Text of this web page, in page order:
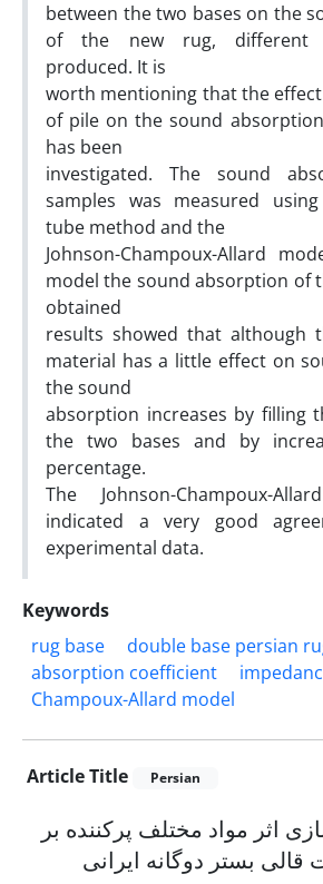
between the two bases on the
of the new rug, different
produced. It is
worth mentioning that the
of pile on the sound
has been
investigated. The sound
samples was measured
tube method and the
Johnson-Champoux-Allard
model the sound absorption of
obtained
results showed that although
material has a little effect on
the sound
absorption increases by filling
the two bases and by
percentage.
The Johnson-Champoux-
indicated a very good
experimental data.
Keywords
rug base
double base persian
absorption coefficient
Champoux-Allard model
Article Title Persian
اثر مواد مختلف پرکننده بر
بستر دوگانه ایرانی